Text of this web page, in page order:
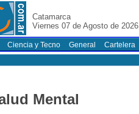
Catamarca
Viernes 07 de Agosto de 2026
Ciencia y Tecno General Cartelera
Mental